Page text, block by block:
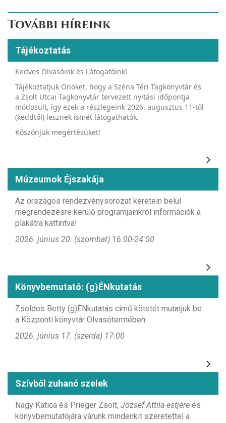
További híreink
Tájékoztatás
Kedves Olvasóink és Látogatóink!
Tájékoztatjuk Önöket, hogy a Széna Téri Tagkönyvtár és
a Zsolt Utcai Tagkönyvtár tervezett nyitási időpontja
módosult, így ezek a részlegeink 2026. augusztus 11-től
(keddtől) lesznek ismét látogathatók.
Köszönjük megértésüket!
Múzeumok Éjszakája
Az országos rendezvénysorozat keretein belül
megrendezésre kerülő programjainkról információk a
plakátra kattintva!
2026. június 20. (szombat) 16:00-24:00
Könyvbemutató: (g)ÉNkutatás
Zsoldos Betty (g)ÉNkutatás című kötetét mutatjuk be
a Központi könyvtár Olvasótermében.
2026. június 17. (szerda) 17:00
Szívből zuhanó szelek
Nagy Katica és Prieger Zsolt, József Attila-estjére és
könyvbemutatójára várunk mindenkit szeretettel a